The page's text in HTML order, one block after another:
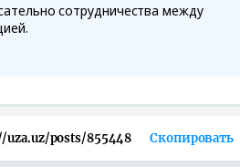
сотрудничества между
uza.uz/posts/855448 Скопировать